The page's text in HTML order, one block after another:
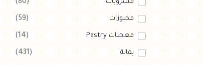
مشروبات (80)
مخبوزات (59)
معجنات Pastry (14)
بقالة (431)